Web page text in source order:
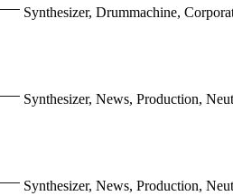
Synthesizer, Drummachine,
Synthesizer, News, Production,
Synthesizer, News, Production,